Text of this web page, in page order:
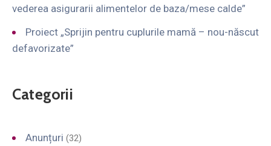
vederea asigurarii alimentelor de baza/mese calde”
Proiect „Sprijin pentru cuplurile mamă – nou-născut
defavorizate”
Categorii
Anunțuri (32)